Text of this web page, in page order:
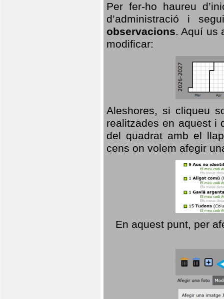
Per fer-ho haureu
d’administració i
observacions. Aquí us
modificar:
Aleshores, si cliqueu
realitzades en aquest i
del quadrat amb el
cens on volem afegir
En aquest punt, per